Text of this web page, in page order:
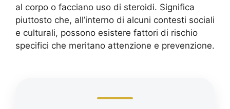
al corpo o facciano uso di steroidi. Significa
piuttosto che, all’interno di alcuni contesti sociali
e culturali, possono esistere fattori di rischio
specifici che meritano attenzione e prevenzione.